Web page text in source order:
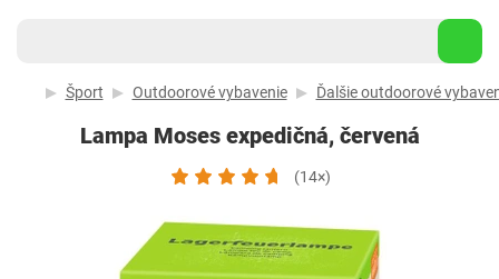
Šport Outdoorové vybavenie Ďalšie outdoorové
Lampa Moses expedičná, červená
(14×)